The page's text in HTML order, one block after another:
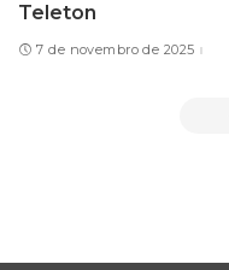
Teleton
7 de novembro de 2025